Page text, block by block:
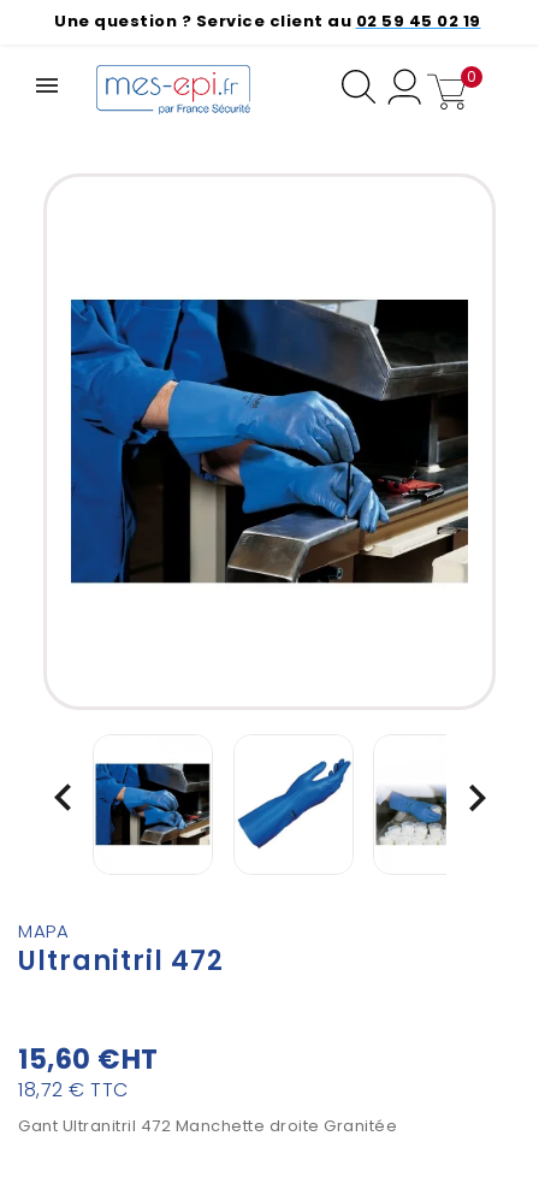
Une question ? Service client au 02 59 45 02 19
0
 
MAPA
Ultranitril 472
15,60 €HT
18,72 € TTC
Gant Ultranitril 472 Manchette droite Granitée